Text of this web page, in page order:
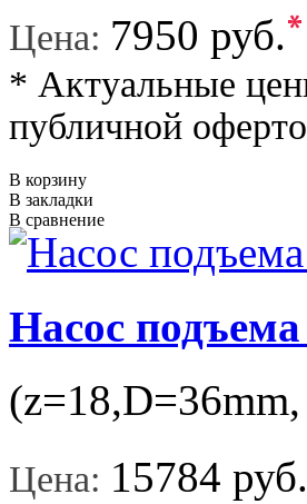
Цена: 7950 руб.*
* Актуальные
публичной
В корзину
В закладки
В сравнение
Насос подъема
Цена: 15784 руб.